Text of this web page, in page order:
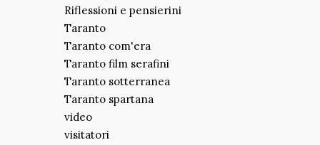
Riflessioni e pensierini
Taranto
Taranto com'era
Taranto film serafini
Taranto sotterranea
Taranto spartana
video
visitatori